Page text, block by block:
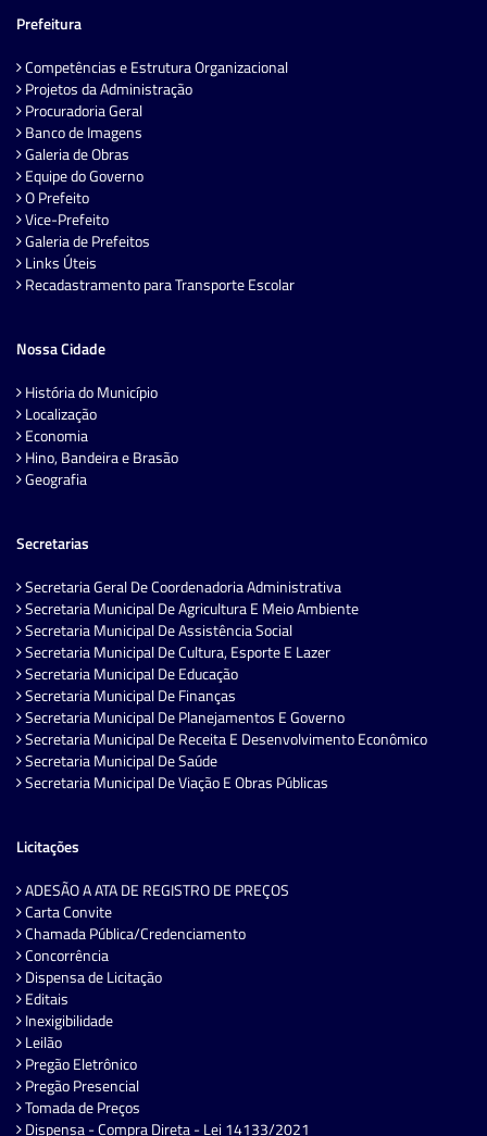
Prefeitura
Competências e Estrutura Organizacional
Projetos da Administração
Procuradoria Geral
Banco de Imagens
Galeria de Obras
Equipe do Governo
O Prefeito
Vice-Prefeito
Galeria de Prefeitos
Links Úteis
Recadastramento para Transporte Escolar
Nossa Cidade
História do Município
Localização
Economia
Hino, Bandeira e Brasão
Geografia
Secretarias
Secretaria Geral De Coordenadoria Administrativa
Secretaria Municipal De Agricultura E Meio Ambiente
Secretaria Municipal De Assistência Social
Secretaria Municipal De Cultura, Esporte E Lazer
Secretaria Municipal De Educação
Secretaria Municipal De Finanças
Secretaria Municipal De Planejamentos E Governo
Secretaria Municipal De Receita E Desenvolvimento Econômico
Secretaria Municipal De Saúde
Secretaria Municipal De Viação E Obras Públicas
Licitações
ADESÃO A ATA DE REGISTRO DE PREÇOS
Carta Convite
Chamada Pública/Credenciamento
Concorrência
Dispensa de Licitação
Editais
Inexigibilidade
Leilão
Pregão Eletrônico
Pregão Presencial
Tomada de Preços
Dispensa - Compra Direta - Lei 14133/2021